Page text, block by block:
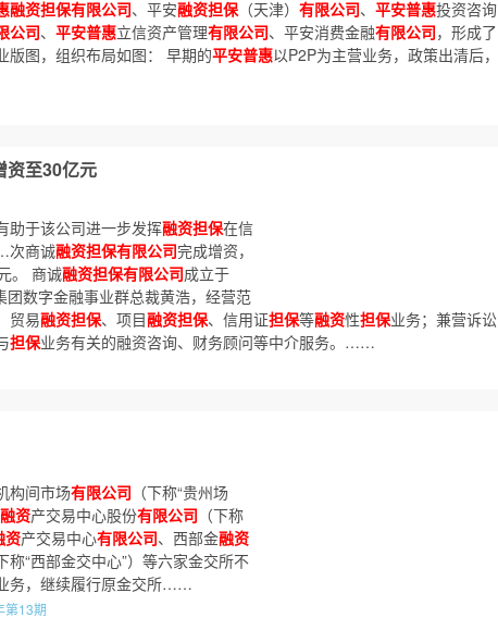
融资担保有限公司、平安融资担保（天津） 有限公司、 平安普惠投资咨询
公司、 平安普惠立信资产管理有限公司、平安消费金融有限公司，形成了
版图，组织布局如图： 早期的平安普惠以P2P为主营业务，政策出清后，
资至30亿元
助于该公司进一步发挥融资担保在信
次商诚融资担保有限公司完成增资，
。 商诚融资担保有限公司成立于
数字金融事业群总裁黄浩，经营范
贸易融资担保、项目融资担保、信用证担保等融资性担保业务；兼营诉讼
担保业务有关的融资咨询、财务顾问等中介服务。……
构间市场有限公司 （下称“贵州场
融资产交易中心股份有限公司 （下称
资产交易中心有限公司、西部金融资
称“西部金交中心”）等六家金交所不
务，继续履行原金交所……
第13期